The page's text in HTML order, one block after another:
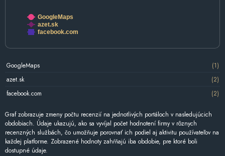
GoogleMaps
azet.sk
facebook.com
GoogleMaps
(1)
azet.sk
(2)
facebook.com
(2)
Graf zobrazuje zmeny počtu recenzií na jednotlivých portáloch v nasledujúcich
obdobiach. Údaje ukazujú, ako sa vyvíjal počet hodnotení firmy v rôznych
recenzných službách, čo umožňuje porovnať ich podiel aj aktivitu používateľov na
každej platforme. Zobrazené hodnoty zahŕňajú iba obdobie, pre ktoré boli
dostupné údaje.